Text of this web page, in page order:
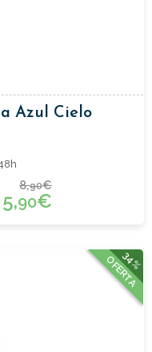
Azul Cielo
8,90€
5,90€
34%
OFERTA